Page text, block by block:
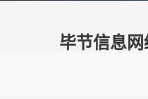
毕节信息